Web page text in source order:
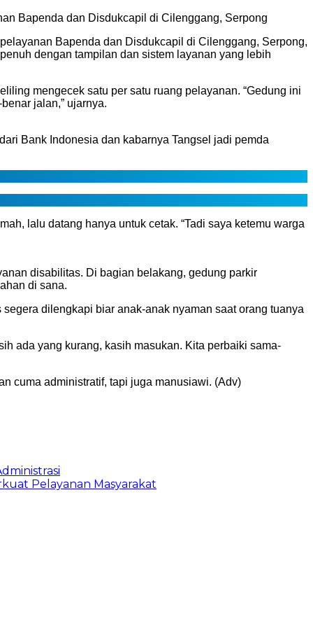
Bapenda dan Disdukcapil di Cilenggang, Serpong
Bapenda dan Disdukcapil di Cilenggang, Serpong,
dengan tampilan dan sistem layanan yang lebih
mengecek satu per satu ruang pelayanan. “Gedung ini
jalan,” ujarnya.
Bank Indonesia dan kabarnya Tangsel jadi pemda
lalu datang hanya untuk cetak. “Tadi saya ketemu warga
disabilitas. Di bagian belakang, gedung parkir
di sana.
dilengkapi biar anak-anak nyaman saat orang tuanya
ada yang kurang, kasih masukan. Kita perbaiki sama-
cuma administratif, tapi juga manusiawi. (Adv)
Pelayanan Masyarakat